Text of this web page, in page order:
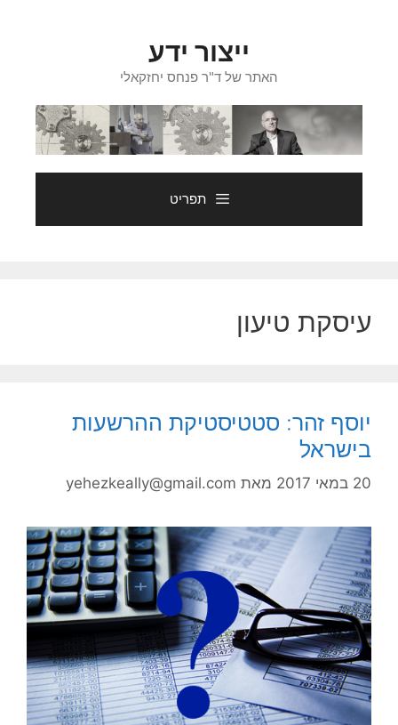
ייצור ידע
האתר של ד"ר פנחס יחזקאלי
תפריט
עיסקת טיעון
יוסף זהר: סטטיסטיקת ההרשעות
בישראל
20 במאי 2017 מאת yehezkeally@gmail.com